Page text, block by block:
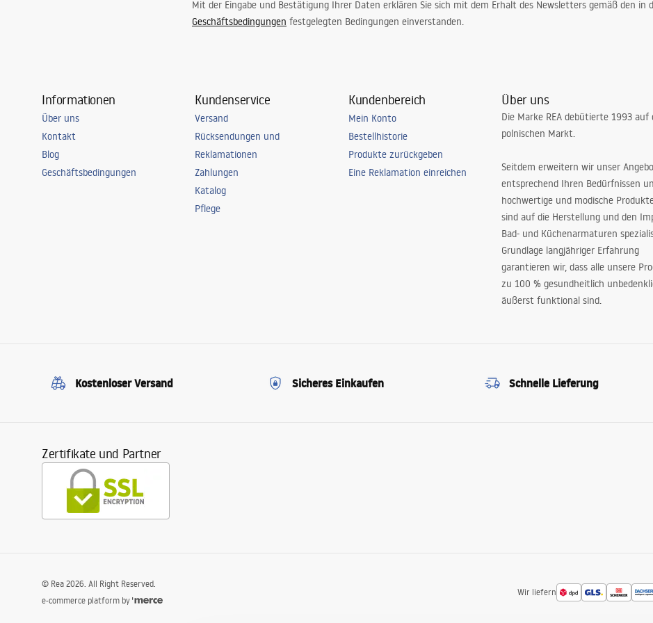
Mit der Eingabe und Bestätigung Ihrer Daten erklären Sie sich mit dem Erhalt des Newsletters gemäß den in
Geschäftsbedingungen festgelegten Bedingungen einverstanden.
Informationen
Über uns
Kontakt
Blog
Geschäftsbedingungen
Kundenservice
Versand
Rücksendungen und
Reklamationen
Zahlungen
Katalog
Pflege
Kundenbereich
Mein Konto
Bestellhistorie
Produkte zurückgeben
Eine Reklamation einreichen
Über uns
Die Marke REA debütierte 1993 auf
polnischen Markt.
Seitdem erweitern wir unser
entsprechend Ihren Bedürfnissen
hochwertige und modische
sind auf die Herstellung und den
Bad- und Küchenarmaturen
Grundlage langjähriger Erfahrung
garantieren wir, dass alle unsere
zu 100 % gesundheitlich
äußerst funktional sind.
Kostenloser Versand Sicheres Einkaufen Schnelle Lieferung
Zertifikate und Partner
Wir liefern
© Rea 2026. All Right Reserved.
e-commerce platform by